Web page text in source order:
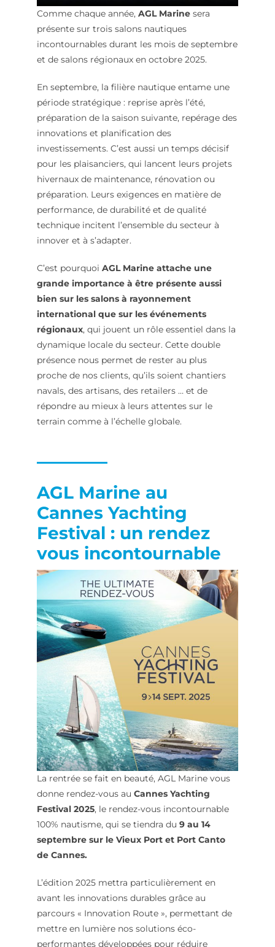
Comme chaque année, AGL Marine sera
présente sur trois salons nautiques
incontournables durant les mois de septembre
et de salons régionaux en octobre 2025.
En septembre, la filière nautique entame une
période stratégique : reprise après l’été,
préparation de la saison suivante, repérage des
innovations et planification des
investissements. C’est aussi un temps décisif
pour les plaisanciers, qui lancent leurs projets
hivernaux de maintenance, rénovation ou
préparation. Leurs exigences en matière de
performance, de durabilité et de qualité
technique incitent l’ensemble du secteur à
innover et à s’adapter.
C’est pourquoi AGL Marine attache une
grande importance à être présente aussi
bien sur les salons à rayonnement
international que sur les événements
régionaux, qui jouent un rôle essentiel dans la
dynamique locale du secteur. Cette double
présence nous permet de rester au plus
proche de nos clients, qu’ils soient chantiers
navals, des artisans, des retailers … et de
répondre au mieux à leurs attentes sur le
terrain comme à l’échelle globale.
AGL Marine au
Cannes Yachting
Festival : un rendez
vous incontournable
La rentrée se fait en beauté, AGL Marine vous
donne rendez-vous au Cannes Yachting
Festival 2025, le rendez-vous incontournable
100% nautisme, qui se tiendra du 9 au 14
septembre sur le Vieux Port et Port Canto
de Cannes.
L’édition 2025 mettra particulièrement en
avant les innovations durables grâce au
parcours « Innovation Route », permettant de
mettre en lumière nos solutions éco-
performantes développées pour réduire